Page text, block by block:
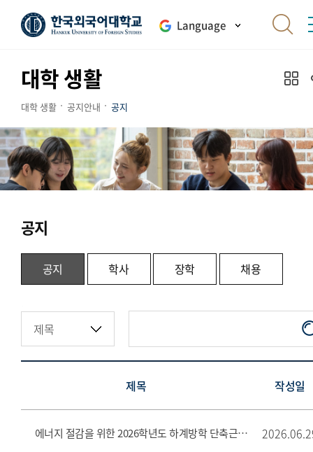
Language
대학 생활
대학 생활 공지안내 공지
공지
공지 학사 장학
채용
제목 작성일
에너지 절감을 위한 2026학년도 하계방학 단축근무 및 집중 휴무 주간 시행 안내문